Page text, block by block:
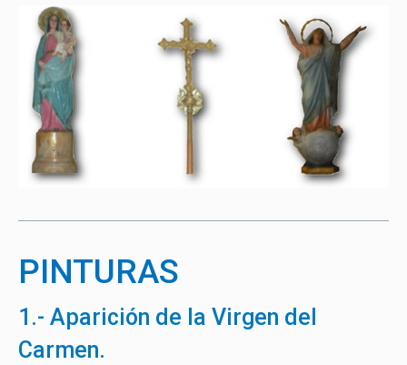
PINTURAS
1.- Aparición de la Virgen del
Carmen.